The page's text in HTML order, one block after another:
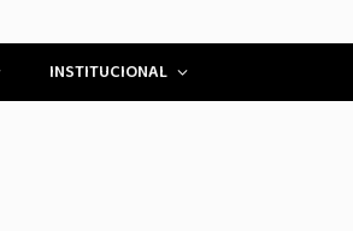
INSTITUCIONAL